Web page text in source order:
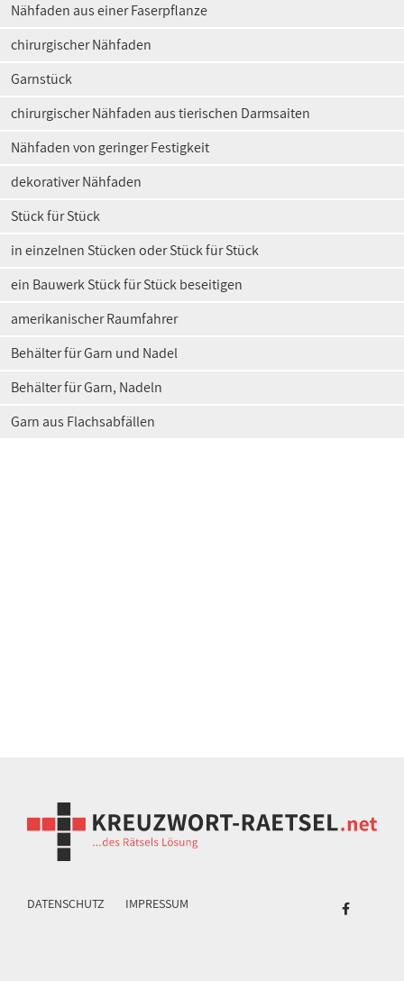
Nähfaden aus einer Faserpflanze
chirurgischer Nähfaden
Garnstück
chirurgischer Nähfaden aus tierischen Darmsaiten
Nähfaden von geringer Festigkeit
dekorativer Nähfaden
Stück für Stück
in einzelnen Stücken oder Stück für Stück
ein Bauwerk Stück für Stück beseitigen
amerikanischer Raumfahrer
Behälter für Garn und Nadel
Behälter für Garn, Nadeln
Garn aus Flachsabfällen
DATENSCHUTZ IMPRESSUM